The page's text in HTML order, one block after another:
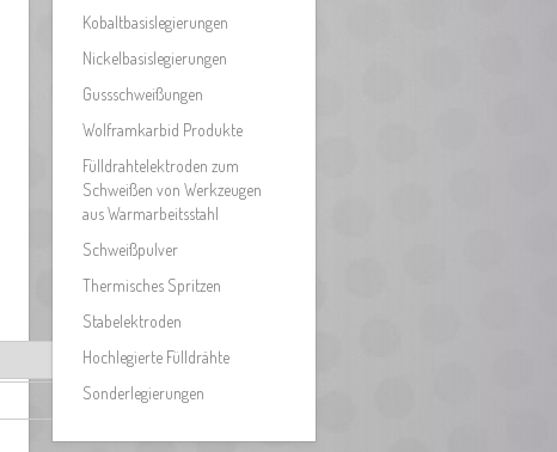
Kobaltbasislegierungen
Nickelbasislegierungen
Gussschweißungen
Wolframkarbid Produkte
Fülldrahtelektroden zum
Schweißen von Werkzeugen
aus Warmarbeitsstahl
Schweißpulver
Thermisches Spritzen
Stabelektroden
Hochlegierte Fülldrähte
Sonderlegierungen